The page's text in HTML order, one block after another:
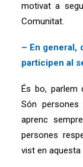
motivat a
Comunitat.
– En general,
participen al
És bo, parlem
Són
aprenc
persones
vist en aquesta